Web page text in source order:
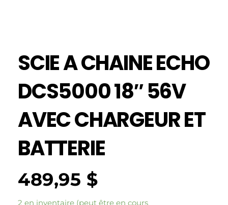
SCIE A CHAINE ECHO
DCS5000 18″ 56V
AVEC CHARGEUR ET
BATTERIE
489,95 $
2 en inventaire (peut être en cours